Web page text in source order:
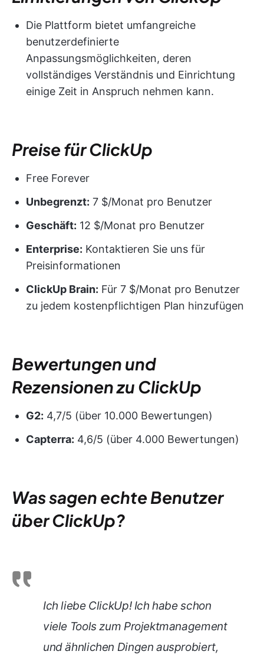
Die Plattform bietet umfangreiche
benutzerdefinierte
Anpassungsmöglichkeiten, deren
vollständiges Verständnis und Einrichtung
einige Zeit in Anspruch nehmen kann.
Preise für ClickUp
Free Forever
Unbegrenzt: 7 $/Monat pro Benutzer
Geschäft: 12 $/Monat pro Benutzer
Enterprise: Kontaktieren Sie uns für
Preisinformationen
ClickUp Brain: Für 7 $/Monat pro Benutzer
zu jedem kostenpflichtigen Plan hinzufügen
Bewertungen und
Rezensionen zu ClickUp
G2: 4,7/5 (über 10.000 Bewertungen)
Capterra: 4,6/5 (über 4.000 Bewertungen)
Was sagen echte Benutzer
über ClickUp?
Ich liebe ClickUp! Ich habe schon
viele Tools zum Projektmanagement
und ähnlichen Dingen ausprobiert,